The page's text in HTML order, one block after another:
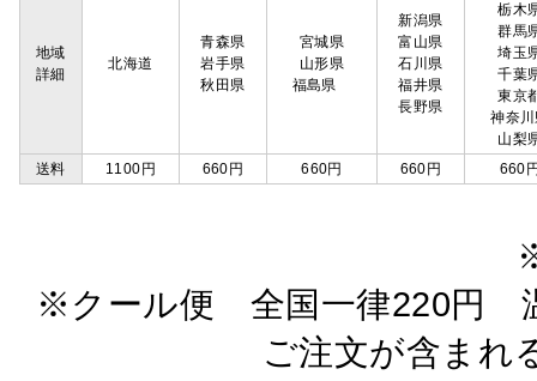
地域
詳細
北海道
青森県
岩手県
秋田県
宮城県
山形県
福島県
新潟県
富山県
石川県
福井県
長野県
栃木
群馬
埼玉
千葉
東京
神奈
山梨
送料
1100円 660円 660円 660円 660
※クール便 全国一律220円
ご注文が含ま